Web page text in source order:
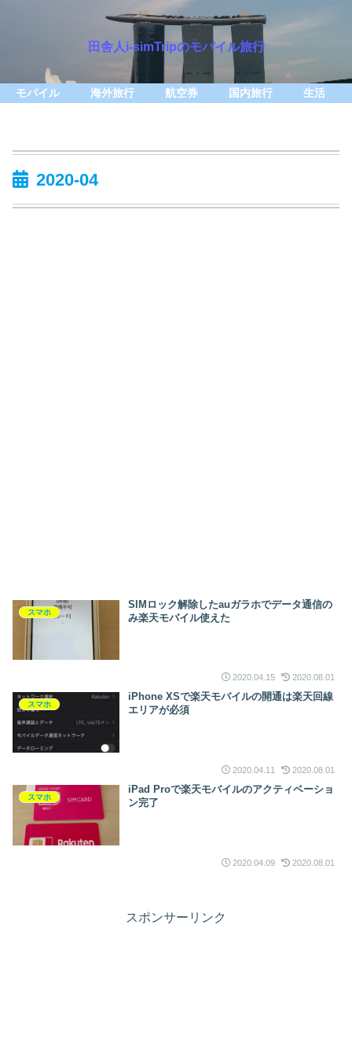
田舎人i-simTripのモバイル旅行
モバイル 海外旅行 航空券 国内旅行 生活
2020-04
スマホ
SIMロック解除したauガラホでデータ通信の
み楽天モバイル使えた
2020.04.15 2020.08.01
スマホ
iPhone XSで楽天モバイルの開通は楽天回線
エリアが必須
2020.04.11 2020.08.01
スマホ
iPad Proで楽天モバイルのアクティベーショ
ン完了
2020.04.09 2020.08.01
スポンサーリンク